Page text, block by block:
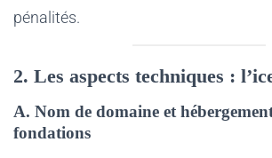
pénalités.
2. Les aspects techniques :
A. Nom de domaine et
fondations